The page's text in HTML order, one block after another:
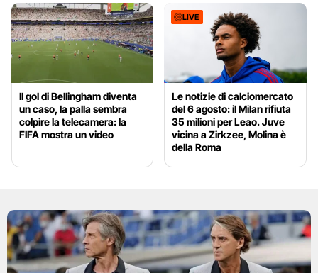
Il gol di Bellingham diventa
un caso, la palla sembra
colpire la telecamera: la
FIFA mostra un video
LIVE
Le notizie di calciomercato
del 6 agosto: il Milan rifiuta
35 milioni per Leao. Juve
vicina a Zirkzee, Molina è
della Roma